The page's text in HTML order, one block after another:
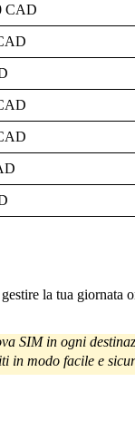
CAD
la tua
SIM in ogni
in modo facile e